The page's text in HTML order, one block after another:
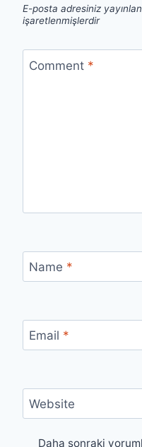
E-posta adresiniz
işaretlenmişlerdir
Comment *
Name *
Email *
Website
Daha sonraki